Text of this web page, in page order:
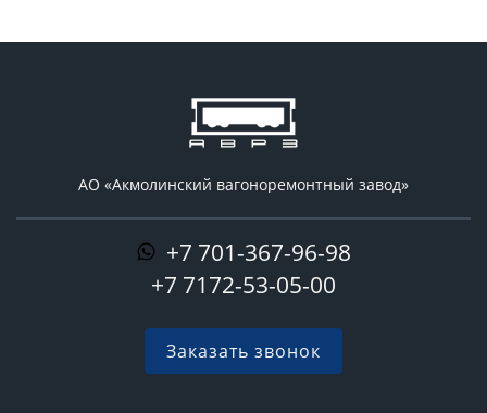
АО «Акмолинский вагоноремонтный завод»
+7 701-367-96-98
+7 7172-53-05-00
Заказать звонок